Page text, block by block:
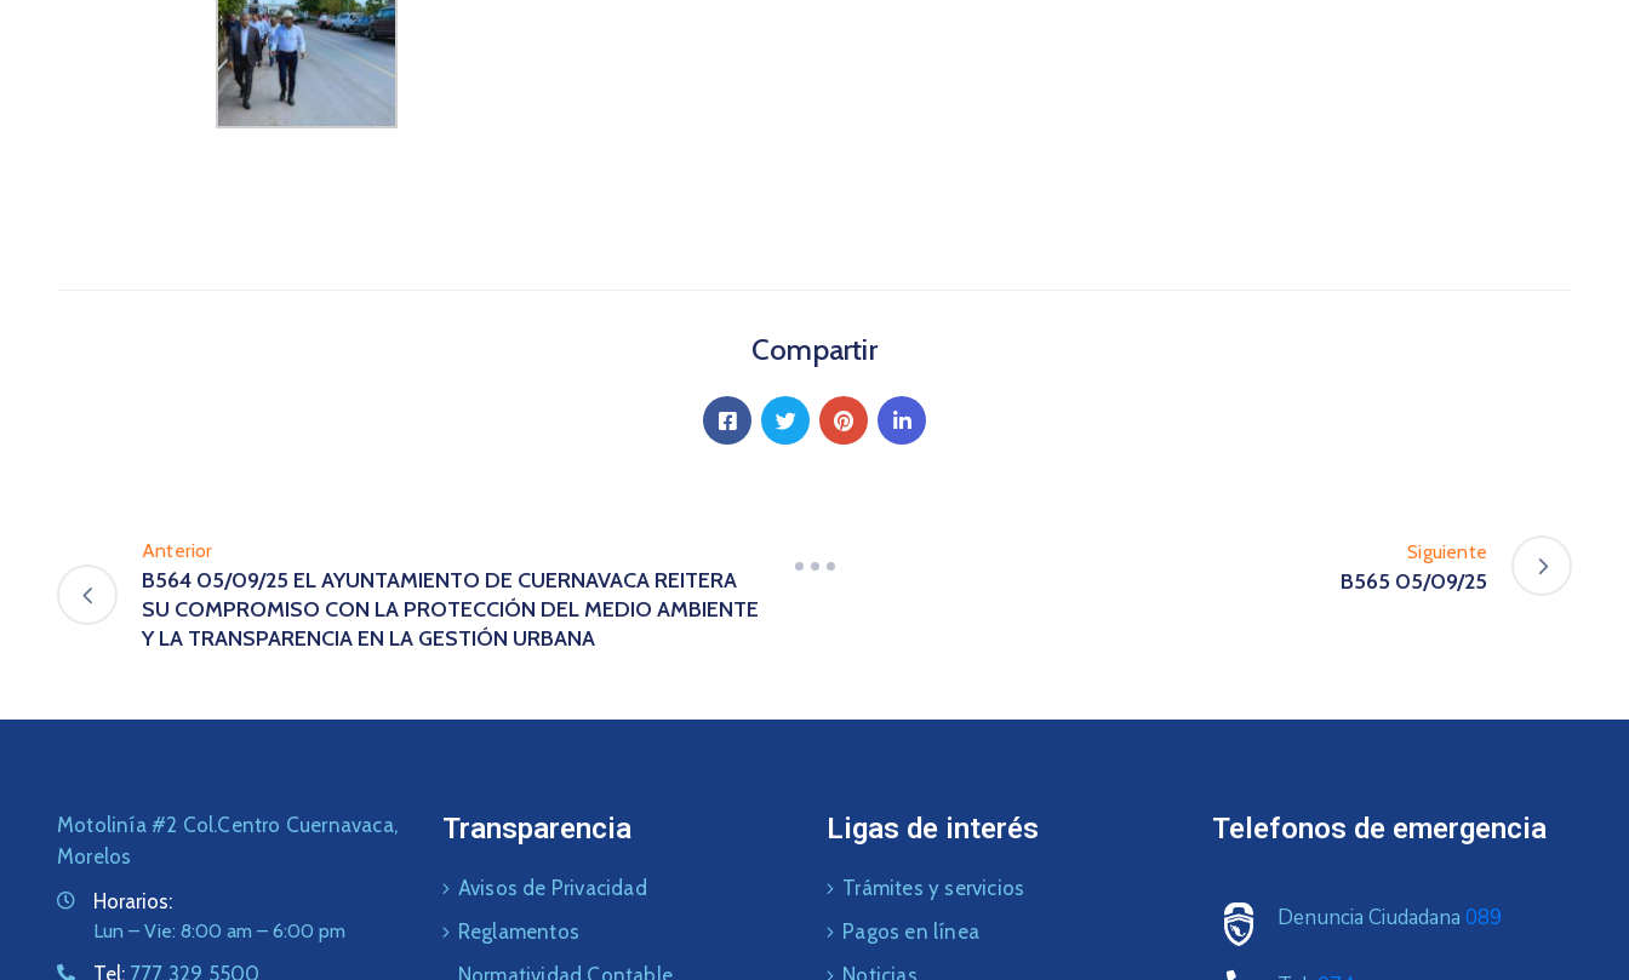
Compartir
Anterior
B564 05/09/25 EL AYUNTAMIENTO DE CUERNAVACA REITERA
SU COMPROMISO CON LA PROTECCIÓN DEL MEDIO AMBIENTE
Y LA TRANSPARENCIA EN LA GESTIÓN URBANA
Siguiente
B565 05/09/25
Motolinía #2 Col.Centro Cuernavaca,
Morelos
Horarios:
Lun – Vie: 8:00 am – 6:00 pm
Tel: 777 329 5500
Transparencia
Avisos de Privacidad
Reglamentos
Ligas de interés
Trámites y servicios
Pagos en línea
Telefonos de emergencia
Denuncia Ciudadana 089